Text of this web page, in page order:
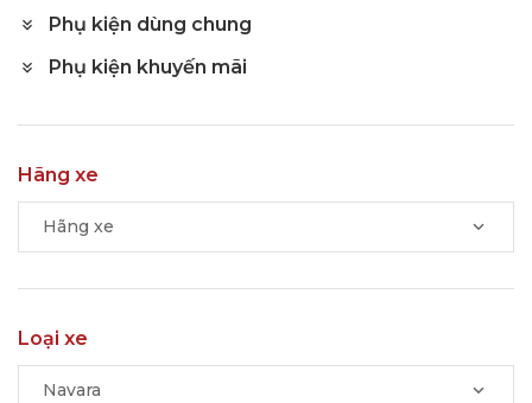
Phụ kiện dùng chung
Phụ kiện khuyến mãi
Hãng xe
Hãng xe
Loại xe
Navara